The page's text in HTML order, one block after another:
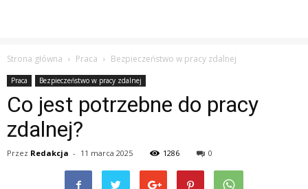
Strona główna Praca Bezpieczeństwo w pracy zdalnej
Praca Bezpieczeństwo w pracy zdalnej
Co jest potrzebne do pracy
zdalnej?
Przez Redakcja - 11 marca 2025 1286 0